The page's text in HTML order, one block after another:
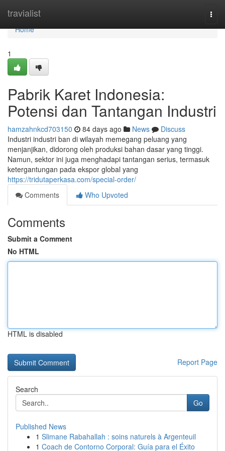
travialist
Home
Home
1
Pabrik Karet Indonesia:
Potensi dan Tantangan Industri
hamzahnkcd703150 84 days ago News
Discuss
Industri industri ban di wilayah memegang peluang yang
menjanjikan, didorong oleh produksi bahan dasar yang tinggi.
Namun, sektor ini juga menghadapi tantangan serius, termasuk
ketergantungan pada ekspor global yang
https://tridutaperkasa.com/special-order/
Comments
Who Upvoted
Comments
Submit a Comment
No HTML
HTML is disabled
Report Page
Search
Go
Published News
1 Slimane Rabahallah : soins naturels à Argenteuil
1 Coach de Contorno Corporal: Guía para el Éxito